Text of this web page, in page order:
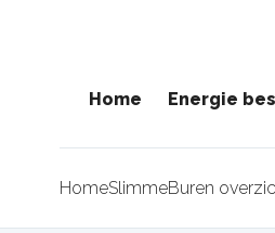
Home Energie
HomeSlimmeBuren